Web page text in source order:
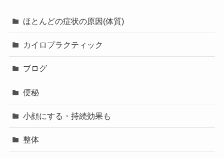
ほとんどの症状の原因(体質)
カイロプラクティック
ブログ
便秘
小顔にする・持続効果も
整体